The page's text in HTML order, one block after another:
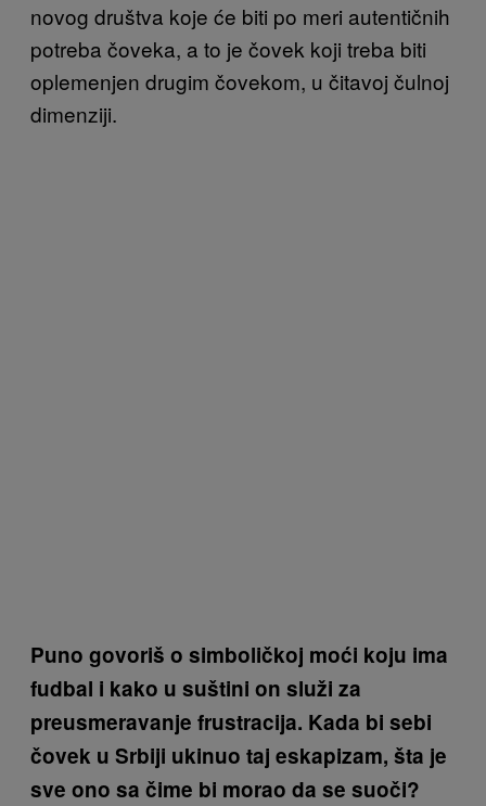
novog društva koje će biti po meri autentičnih
potreba čoveka, a to je čovek koji treba biti
oplemenjen drugim čovekom, u čitavoj čulnoj
dimenziji.
Puno govoriš o simboličkoj moći koju ima
fudbal i kako u suštini on služi za
preusmeravanje frustracija. Kada bi sebi
čovek u Srbiji ukinuo taj eskapizam, šta je
sve ono sa čime bi morao da se suoči?